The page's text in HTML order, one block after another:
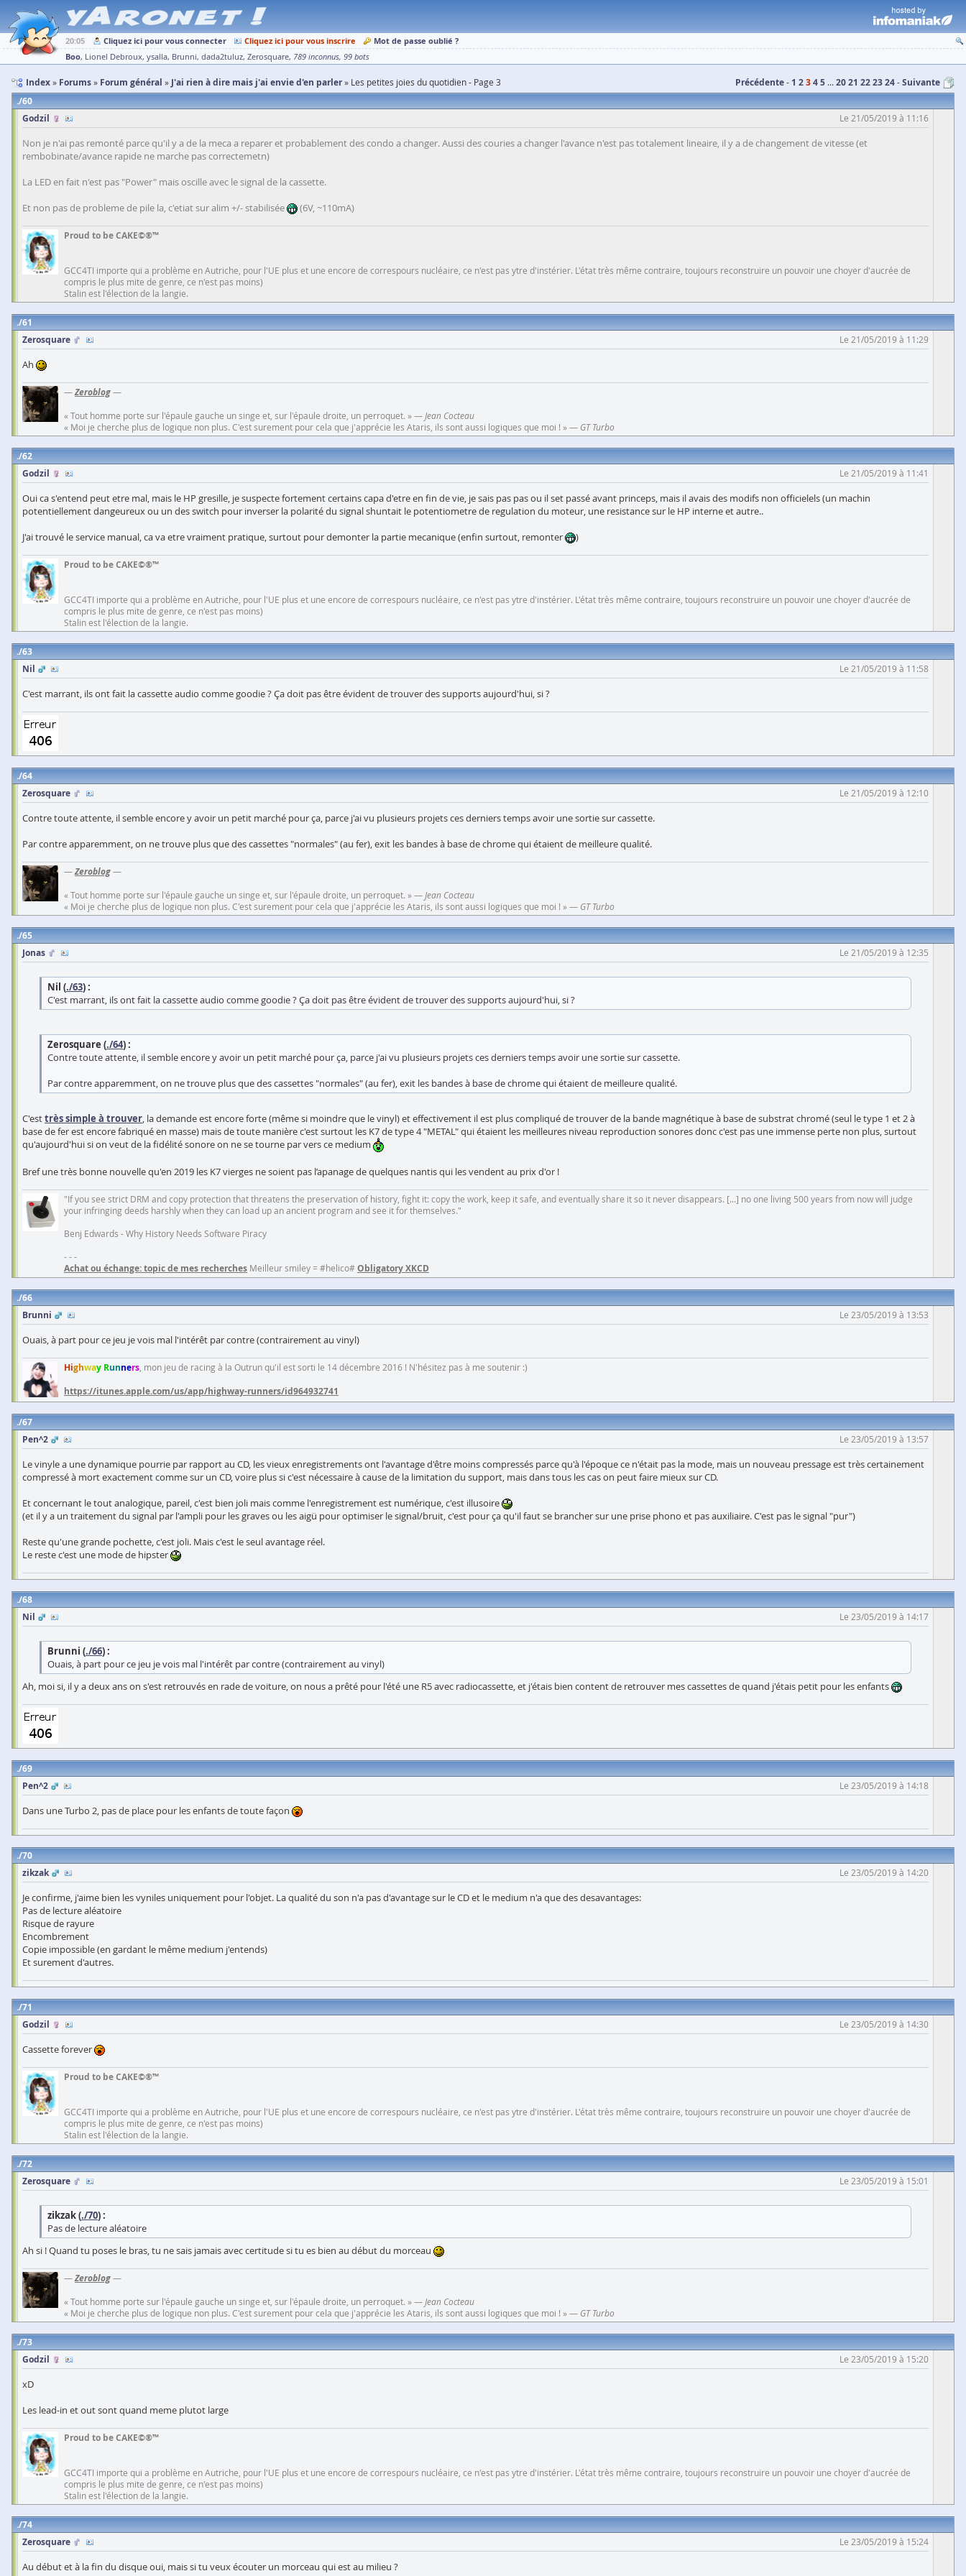
20:05 Cliquez ici pour vous connecter Cliquez ici pour vous inscrire
Mot de passe oublié ?
Boo Lionel Debroux ysalla Brunni dada2tuluz Zerosquare 789 inconnus 99 bots
Index Forums Forum général J'ai rien à dire mais j'ai envie d'en parler Les petites joies du quotidien - Page 3 Précédente 1 2345 ... 2021 222324 Suivante
60
Godzil
Le 21/05/2019 à 11:16
Non je n'ai pas remonté parce qu'il y a de la meca a reparer et probablement des condo a changer. Aussi des couries a changer l'avance n'est pas totalement lineaire, il y a de changement de vitesse (et
rembobinate/avance rapide ne marche pas correctemetn)
La LED en fait n'est pas "Power" mais oscille avec le signal de la cassette.
Et non pas de probleme de pile la, c'etiat sur alim +/- stabilisée
(6V, ~110mA)
Proud to be CAKE©®™
GCC4TI importe qui a problème en Autriche, pour l'UE plus et une encore de correspours nucléaire, ce n'est pas ytre d'instérier. L'état très même contraire, toujours reconstruire un pouvoir une choyer d'aucrée de
compris le plus mite de genre, ce n'est pas moins)
Stalin est l'élection de la langie.
61
Zerosquare
Le 21/05/2019 à 11:29
Ah
—Zeroblog—
« Tout homme porte sur l'épaule gauche un singe et, sur l'épaule droite, un perroquet. » — Jean Cocteau
« Moi je cherche plus de logique non plus. C'est surement pour cela que j'apprécie les Ataris, ils sont aussi logiques que moi ! » — GT Turbo
62
Godzil
Le 21/05/2019 à 11:41
Oui ca s'entend peut etre mal, mais le HP gresille, je suspecte fortement certains capa d'etre en fin de vie, je sais pas pas ou il set passé avant princeps, mais il avais des modifs non officielels (un machin
potentiellement dangeureux ou un des switch pour inverser la polarité du signal shuntait le potentiometre de regulation du moteur, une resistance sur le HP interne et autre..
J'ai trouvé le service manual, ca va etre vraiment pratique, surtout pour demonter la partie mecanique (enfin surtout, remonter
)
Proud to be CAKE©®™
GCC4TI importe qui a problème en Autriche, pour l'UE plus et une encore de correspours nucléaire, ce n'est pas ytre d'instérier. L'état très même contraire, toujours reconstruire un pouvoir une choyer d'aucrée de
compris le plus mite de genre, ce n'est pas moins)
Stalin est l'élection de la langie.
63
Nil
Le 21/05/2019 à 11:58
C'est marrant, ils ont fait la cassette audio comme goodie ? Ça doit pas être évident de trouver des supports aujourd'hui, si ?
64
Zerosquare
Le 21/05/2019 à 12:10
Contre toute attente, il semble encore y avoir un petit marché pour ça, parce j'ai vu plusieurs projets ces derniers temps avoir une sortie sur cassette.
Par contre apparemment, on ne trouve plus que des cassettes "normales" (au fer), exit les bandes à base de chrome qui étaient de meilleure qualité.
—Zeroblog—
« Tout homme porte sur l'épaule gauche un singe et, sur l'épaule droite, un perroquet. » — Jean Cocteau
« Moi je cherche plus de logique non plus. C'est surement pour cela que j'apprécie les Ataris, ils sont aussi logiques que moi ! » — GT Turbo
65
Jonas
Le 21/05/2019 à 12:35
Nil (./63) :
C'est marrant, ils ont fait la cassette audio comme goodie ? Ça doit pas être évident de trouver des supports aujourd'hui, si ?
Zerosquare (./64) :
Contre toute attente, il semble encore y avoir un petit marché pour ça, parce j'ai vu plusieurs projets ces derniers temps avoir une sortie sur cassette.
Par contre apparemment, on ne trouve plus que des cassettes "normales" (au fer), exit les bandes à base de chrome qui étaient de meilleure qualité.
C'esttrès simple à trouver, la demande est encore forte (même si moindre que le vinyl) et effectivement il est plus compliqué de trouver de la bande magnétique à base de substrat chromé (seul le type 1 et 2 à
base de fer est encore fabriqué en masse) mais de toute manière c'est surtout les K7 de type 4 "METAL" qui étaient les meilleures niveau reproduction sonores donc c'est pas une immense perte non plus, surtout
qu'aujourd'hui si on veut de la fidélité sonore on ne se tourne par vers ce medium
Bref une très bonne nouvelle qu'en 2019 les K7 vierges ne soient pas l’apanage de quelques nantis qui les vendent au prix d'or !
"If you see strict DRM and copy protection that threatens the preservation of history, fight it: copy the work, keep it safe, and eventually share it so it never disappears. [...] no one living 500 years from now will judge
your infringing deeds harshly when they can load up an ancient program and see it for themselves."
Benj Edwards - Why History Needs Software Piracy
- - -
Achat ou échange: topic de mes recherches Meilleur smiley = #helico#Obligatory XKCD
66
Brunni
Le 23/05/2019 à 13:53
Ouais, à part pour ce jeu je vois mal l'intérêt par contre (contrairement au vinyl)
Highway Runners, mon jeu de racing à la Outrun qu'il est sorti le 14 décembre 2016 ! N'hésitez pas à me soutenir :)
https://itunes.apple.com/us/app/highway-runners/id964932741
67
Pen^2
Le 23/05/2019 à 13:57
Le vinyle a une dynamique pourrie par rapport au CD, les vieux enregistrements ont l'avantage d'être moins compressés parce qu'à l'époque ce n'était pas la mode, mais un nouveau pressage est très certainement
compressé à mort exactement comme sur un CD, voire plus si c'est nécessaire à cause de la limitation du support, mais dans tous les cas on peut faire mieux sur CD.
Et concernant le tout analogique, pareil, c'est bien joli mais comme l'enregistrement est numérique, c'est illusoire
(et il y a un traitement du signal par l'ampli pour les graves ou les aigü pour optimiser le signal/bruit, c'est pour ça qu'il faut se brancher sur une prise phono et pas auxiliaire. C'est pas le signal "pur")
Reste qu'une grande pochette, c'est joli. Mais c'est le seul avantage réel.
Le reste c'est une mode de hipster
68
Nil
Le 23/05/2019 à 14:17
Brunni (./66) :
Ouais, à part pour ce jeu je vois mal l'intérêt par contre (contrairement au vinyl)
Ah, moi si, il y a deux ans on s'est retrouvés en rade de voiture, on nous a prêté pour l'été une R5 avec radiocassette, et j'étais bien content de retrouver mes cassettes de quand j'étais petit pour les enfants
69
Pen^2
Le 23/05/2019 à 14:18
Dans une Turbo 2, pas de place pour les enfants de toute façon
70
zikzak
Le 23/05/2019 à 14:20
Je confirme, j'aime bien les vyniles uniquement pour l'objet. La qualité du son n'a pas d'avantage sur le CD et le medium n'a que des desavantages:
Pas de lecture aléatoire
Risque de rayure
Encombrement
Copie impossible (en gardant le même medium j'entends)
Et surement d'autres.
71
Godzil
Le 23/05/2019 à 14:30
Cassette forever
Proud to be CAKE©®™
GCC4TI importe qui a problème en Autriche, pour l'UE plus et une encore de correspours nucléaire, ce n'est pas ytre d'instérier. L'état très même contraire, toujours reconstruire un pouvoir une choyer d'aucrée de
compris le plus mite de genre, ce n'est pas moins)
Stalin est l'élection de la langie.
72
Zerosquare
Le 23/05/2019 à 15:01
zikzak (./70) :
Pas de lecture aléatoire
Ah si ! Quand tu poses le bras, tu ne sais jamais avec certitude si tu es bien au début du morceau
—Zeroblog—
« Tout homme porte sur l'épaule gauche un singe et, sur l'épaule droite, un perroquet. » —Jean Cocteau
« Moi je cherche plus de logique non plus. C'est surement pour cela que j'apprécie les Ataris, ils sont aussi logiques que moi ! » — GT Turbo
73
Godzil
Le 23/05/2019 à 15:20
xD
Les lead-in et out sont quand meme plutot large
Proud to be CAKE©®™
GCC4TI importe qui a problème en Autriche, pour l'UE plus et une encore de correspours nucléaire, ce n'est pas ytre d'instérier. L'état très même contraire, toujours reconstruire un pouvoir une choyer d'aucrée de
compris le plus mite de genre, ce n'est pas moins)
Stalin est l'élection de la langie.
74
Zerosquare
Le 23/05/2019 à 15:24
Au début et à la fin du disque oui, mais si tu veux écouter un morceau qui est au milieu ?